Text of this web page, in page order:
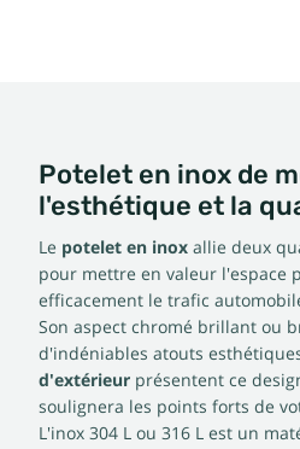
Potelet en inox de
l'esthétique et la
Le potelet en inox allie deux
pour mettre en valeur l'espace
efficacement le trafic
Son aspect chromé brillant ou
d'indéniables atouts
d'extérieur présentent ce
soulignera les points forts de
L'inox 304 L ou 316 L est un